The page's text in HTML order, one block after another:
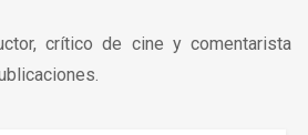
crítico de cine y comentarista